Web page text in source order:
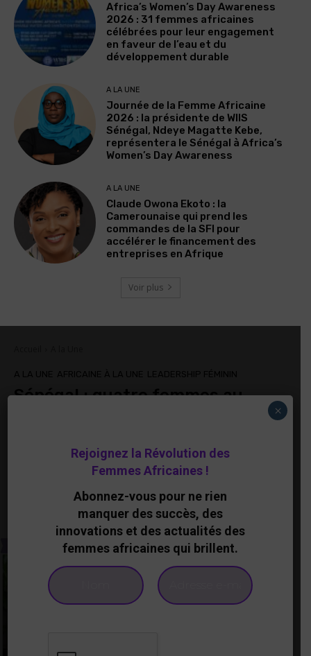
Africa’s Women’s Day Awareness
2026 : 31 femmes africaines
célébrées pour leur engagement
en faveur de l’eau et du
développement durable
A LA UNE
Journée de la Femme Africaine
2026 : la présidente de WIIS
Sénégal, Ndeye Magatte Kebe,
représentera le Sénégal à Africa’s
Women’s Day Awareness
A LA UNE
Claude Owona Ekoto : la
Camerounaise qui prend les
commandes de la SFI pour
accélérer le financement des
entreprises en Afrique
Voir plus